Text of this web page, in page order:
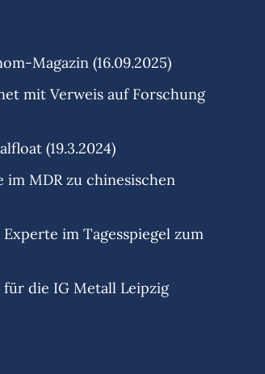
Magazin (16.09.2025)
mit Verweis auf Forschung
(19.3.2024)
im MDR zu chinesischen
im Tagesspiegel zum
für die IG Metall Leipzig